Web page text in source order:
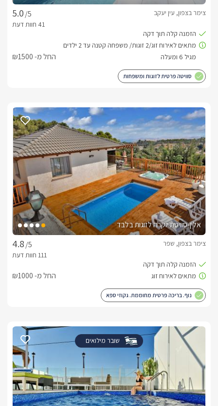
/5
צימר בצפון, עין יעקב
החל מ- ₪1500
סוויטה פרטית לזוגות ומשפחות
אלין-סוויטת יוקרה לזוגות בלבד
/5
צימר בצפון, שפר
החל מ- ₪1000
נוף. בריכה פרטית מחוממת. גקוזי ספא
שובר מילואים